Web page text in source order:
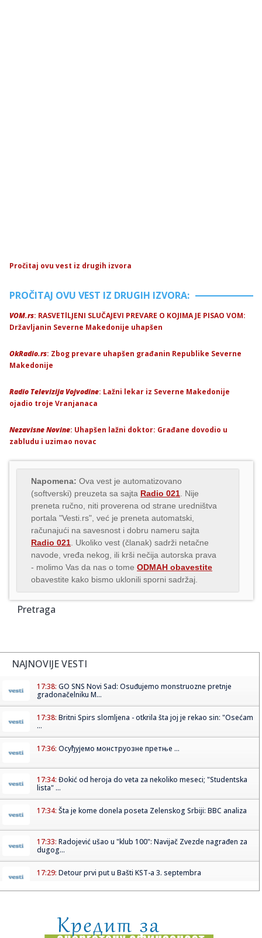
Pročitaj ovu vest iz drugih izvora
PROČITAJ OVU VEST IZ DRUGIH IZVORA:
VOM.rs: RASVETlLJENI SLUČAJEVI PREVARE O KOJIMA JE PISAO VOM:
Državljanin Severne Makedonije uhapšen
OkRadio.rs: Zbog prevare uhapšen građanin Republike Severne
Makedonije
Radio Televizija Vojvodine: Lažni lekar iz Severne Makedonije
ojadio troje Vranjanaca
Nezavisne Novine: Uhapšen lažni doktor: Građane dovodio u
zabludu i uzimao novac
Napomena: Ova vest je automatizovano
(softverski) preuzeta sa sajta Radio 021 . Nije
preneta ručno, niti proverena od strane uredništva
portala "Vesti.rs", već je preneta automatski,
računajući na savesnost i dobru nameru sajta
Radio 021 . Ukoliko vest (članak) sadrži netačne
navode, vređa nekog, ili krši nečija autorska prava
- molimo Vas da nas o tome ODMAH obavestite
obavestite kako bismo uklonili sporni sadržaj.
Pretraga
NAJNOVIJE VESTI
17:38: GO SNS Novi Sad: Osuđujemo monstruozne pretnje
gradonačelniku M...
17:38: Britni Spirs slomljena - otkrila šta joj je rekao sin: "Osećam
...
17:36: Осуђујемо монструозне претње ...
17:34: Đokić od heroja do veta za nekoliko meseci; "Studentska
lista" ...
17:34: Šta je kome donela poseta Zelenskog Srbiji: BBC analiza
17:33: Radojević ušao u "klub 100": Navijač Zvezde nagrađen za
dugog...
17:29: Detour prvi put u Bašti KST-a 3. septembra
17:27:Francuska ponovo strepi od vatrenog pakla! Upaljen crveni